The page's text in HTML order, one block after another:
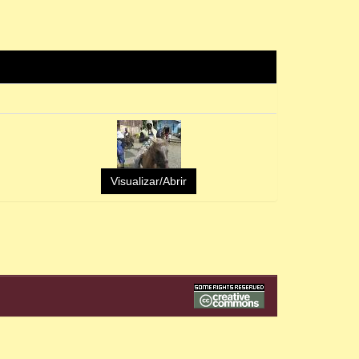
Visualizar/Abrir